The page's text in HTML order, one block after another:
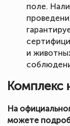
поле.
и
Комплекс
На
можете